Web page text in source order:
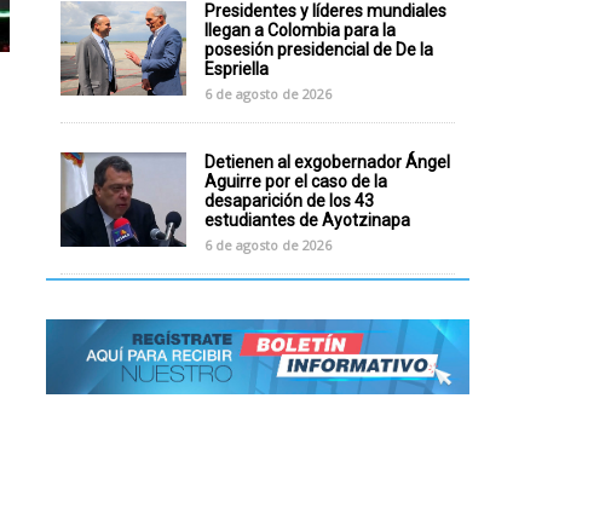
Presidentes y líderes mundiales
llegan a Colombia para la
posesión presidencial de De la
Espriella
6 de agosto de 2026
Detienen al exgobernador Ángel
Aguirre por el caso de la
desaparición de los 43
estudiantes de Ayotzinapa
6 de agosto de 2026